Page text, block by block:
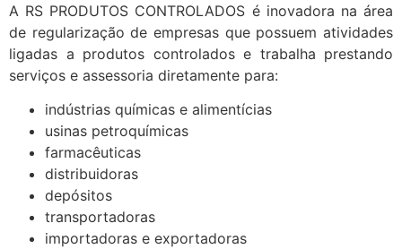
A RS PRODUTOS CONTROLADOS é inovadora na área
de regularização de empresas que possuem atividades
ligadas a produtos controlados e trabalha prestando
serviços e assessoria diretamente para:
indústrias químicas e alimentícias
usinas petroquímicas
farmacêuticas
distribuidoras
depósitos
transportadoras
importadoras e exportadoras